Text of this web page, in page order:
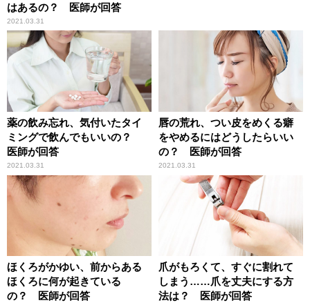
はあるの？ 医師が回答
2021.03.31
薬の飲み忘れ、気付いたタイ
ミングで飲んでもいいの？
医師が回答
2021.03.31
唇の荒れ、つい皮をめくる癖
をやめるにはどうしたらいい
の？ 医師が回答
2021.03.31
ほくろがかゆい、前からある
ほくろに何が起きている
の？ 医師が回答
爪がもろくて、すぐに割れて
しまう……爪を丈夫にする方
法は？ 医師が回答